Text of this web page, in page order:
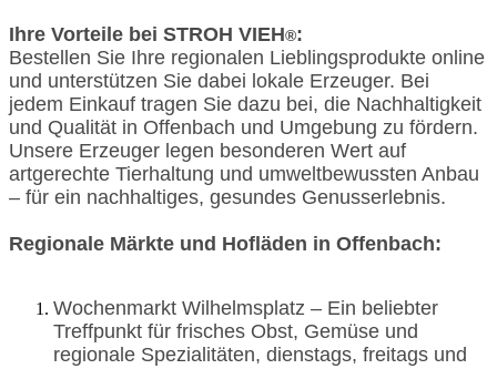
Ihre Vorteile bei STROH VIEH®:
Bestellen Sie Ihre regionalen Lieblingsprodukte online
und unterstützen Sie dabei lokale Erzeuger. Bei
jedem Einkauf tragen Sie dazu bei, die Nachhaltigkeit
und Qualität in Offenbach und Umgebung zu fördern.
Unsere Erzeuger legen besonderen Wert auf
artgerechte Tierhaltung und umweltbewussten Anbau
– für ein nachhaltiges, gesundes Genusserlebnis.
Regionale Märkte und Hofläden in Offenbach:
Wochenmarkt Wilhelmsplatz – Ein beliebter
Treffpunkt für frisches Obst, Gemüse und
regionale Spezialitäten, dienstags, freitags und